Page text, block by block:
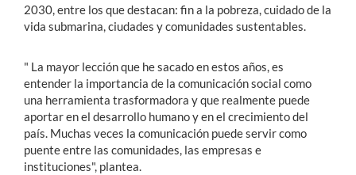
2030, entre los que destacan: fin a la pobreza, cuidado de la
vida submarina, ciudades y comunidades sustentables.
" La mayor lección que he sacado en estos años, es
entender la importancia de la comunicación social como
una herramienta trasformadora y que realmente puede
aportar en el desarrollo humano y en el crecimiento del
país. Muchas veces la comunicación puede servir como
puente entre las comunidades, las empresas e
instituciones", plantea.